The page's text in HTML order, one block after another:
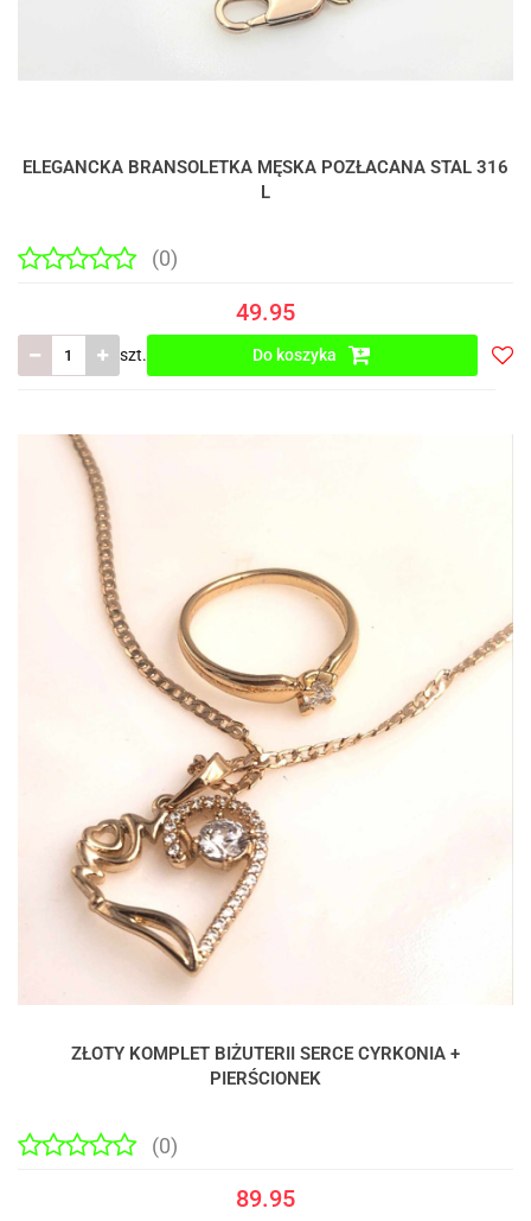
ELEGANCKA BRANSOLETKA MĘSKA POZŁACANA STAL 316
L
(0)
49.95
szt. Do koszyka
ZŁOTY KOMPLET BIŻUTERII SERCE CYRKONIA +
PIERŚCIONEK
(0)
89.95